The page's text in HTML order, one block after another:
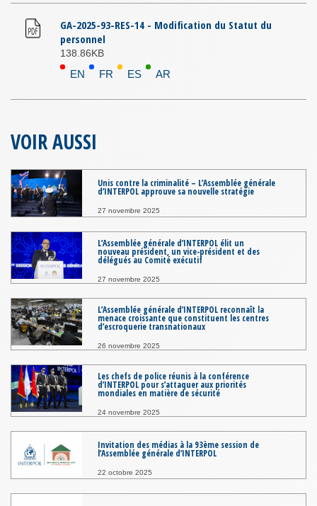
GA-2025-93-RES-14 - Modification du Statut du
personnel
138.86KB
EN FR ES AR
VOIR AUSSI
Unis contre la criminalité – L’Assemblée générale
d’INTERPOL approuve sa nouvelle stratégie
27 novembre 2025
L’Assemblée générale d’INTERPOL élit un
nouveau président, un vice-président et des
délégués au Comité exécutif
27 novembre 2025
L’Assemblée générale d’INTERPOL reconnaît la
menace croissante que constituent les centres
d’escroquerie transnationaux
26 novembre 2025
Les chefs de police réunis à la conférence
d’INTERPOL pour s’attaquer aux priorités
mondiales en matière de sécurité
24 novembre 2025
Invitation des médias à la 93ème session de
l’Assemblée générale d’INTERPOL
22 octobre 2025